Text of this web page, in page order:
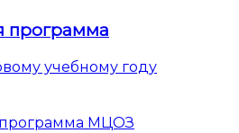
программа
учебному году
программа МЦОЗ